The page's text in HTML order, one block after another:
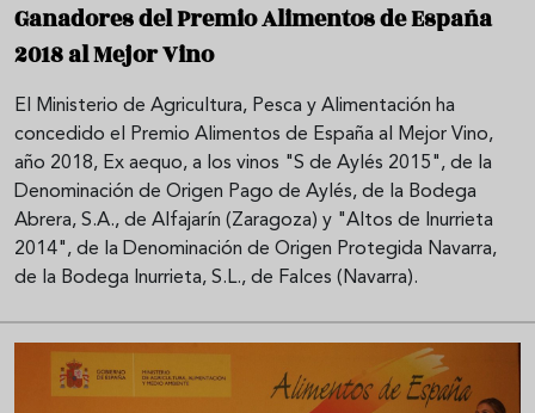
Ganadores del Premio Alimentos de España
2018 al Mejor Vino
El Ministerio de Agricultura, Pesca y Alimentación ha
concedido el Premio Alimentos de España al Mejor Vino,
año 2018, Ex aequo, a los vinos "S de Aylés 2015", de la
Denominación de Origen Pago de Aylés, de la Bodega
Abrera, S.A., de Alfajarín (Zaragoza) y "Altos de Inurrieta
2014", de la Denominación de Origen Protegida Navarra,
de la Bodega Inurrieta, S.L., de Falces (Navarra).